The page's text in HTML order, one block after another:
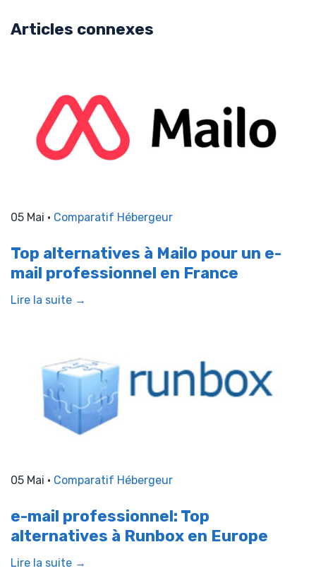
Articles connexes
05 Mai • Comparatif Hébergeur
Top alternatives à Mailo pour un e-
mail professionnel en France
Lire la suite →
05 Mai • Comparatif Hébergeur
e-mail professionnel: Top
alternatives à Runbox en Europe
Lire la suite →